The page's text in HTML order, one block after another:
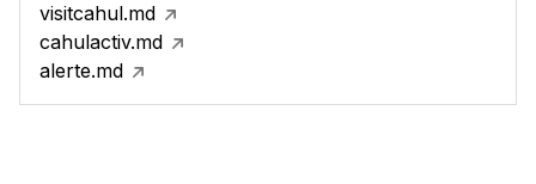
visitcahul.md
cahulactiv.md
alerte.md